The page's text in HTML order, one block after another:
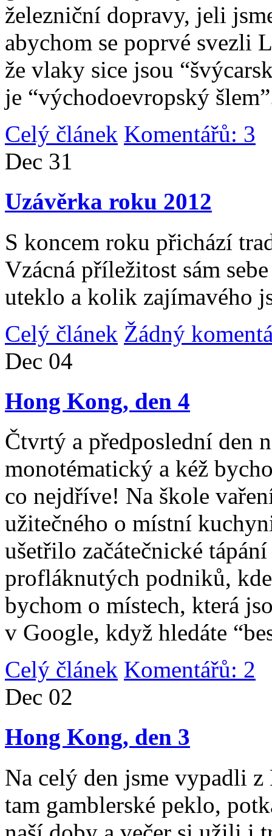
železniční dopravy, jeli
abychom se poprvé svezli
že vlaky sice jsou
je “východoevropský
Celý článek Komentářů: 3
Dec 31
Uzávěrka roku 2012
S koncem roku přichází
Vzácná příležitost sám
uteklo a kolik zajímavého
Celý článek Žádný
Dec 04
Hong Kong, den 4
Čtvrtý a předposlední den
monotématický a kéž
co nejdříve! Na škole
užitečného o místní
ušetřilo začátečnické
profláknutých podniků,
bychom o místech, která
v Google, když hledáte
Celý článek Komentářů: 2
Dec 02
Hong Kong, den 3
Na celý den jsme vypadli
tam gamblerské peklo,